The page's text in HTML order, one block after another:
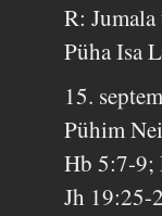
R:
Püha Isa
15.
Pühim
Hb 5:7-9;
Jh 19:25-